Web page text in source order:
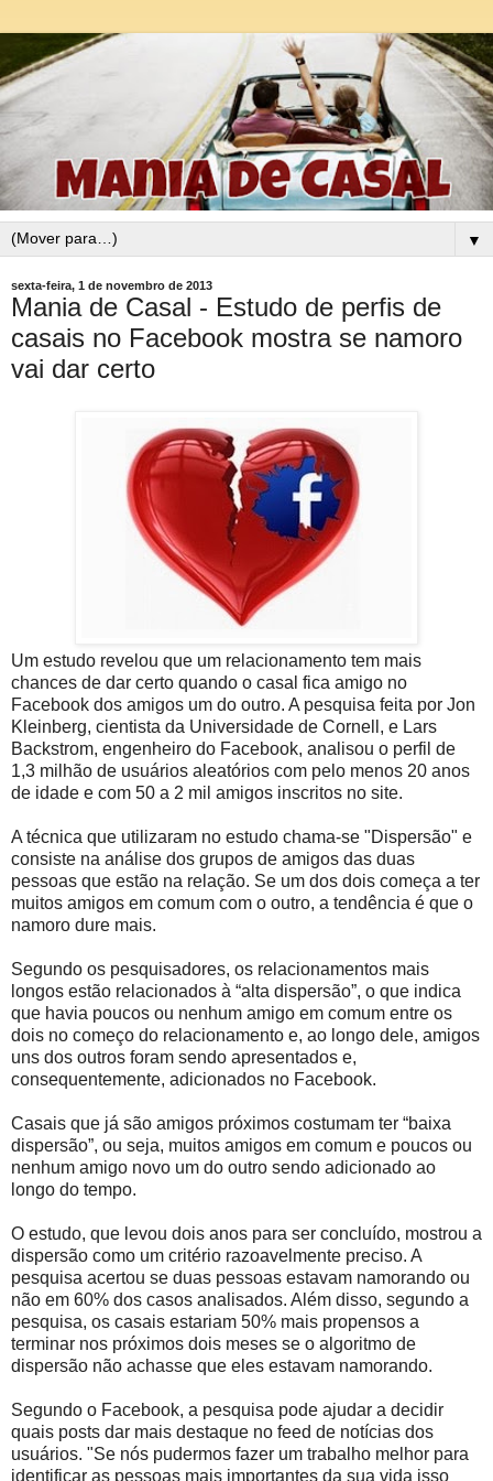
▼
sexta-feira, 1 de novembro de 2013
Mania de Casal - Estudo de perfis de
casais no Facebook mostra se namoro
vai dar certo
Um estudo revelou que um relacionamento tem mais
chances de dar certo quando o casal fica amigo no
Facebook dos amigos um do outro. A pesquisa feita por Jon
Kleinberg, cientista da Universidade de Cornell, e Lars
Backstrom, engenheiro do Facebook, analisou o perfil de
1,3 milhão de usuários aleatórios com pelo menos 20 anos
de idade e com 50 a 2 mil amigos inscritos no site.
A técnica que utilizaram no estudo chama-se "Dispersão" e
consiste na análise dos grupos de amigos das duas
pessoas que estão na relação. Se um dos dois começa a ter
muitos amigos em comum com o outro, a tendência é que o
namoro dure mais.
Segundo os pesquisadores, os relacionamentos mais
longos estão relacionados à “alta dispersão”, o que indica
que havia poucos ou nenhum amigo em comum entre os
dois no começo do relacionamento e, ao longo dele, amigos
uns dos outros foram sendo apresentados e,
consequentemente, adicionados no Facebook.
Casais que já são amigos próximos costumam ter “baixa
dispersão”, ou seja, muitos amigos em comum e poucos ou
nenhum amigo novo um do outro sendo adicionado ao
longo do tempo.
O estudo, que levou dois anos para ser concluído, mostrou a
dispersão como um critério razoavelmente preciso. A
pesquisa acertou se duas pessoas estavam namorando ou
não em 60% dos casos analisados. Além disso, segundo a
pesquisa, os casais estariam 50% mais propensos a
terminar nos próximos dois meses se o algoritmo de
dispersão não achasse que eles estavam namorando.
Segundo o Facebook, a pesquisa pode ajudar a decidir
quais posts dar mais destaque no feed de notícias dos
usuários. "Se nós pudermos fazer um trabalho melhor para
identificar as pessoas mais importantes da sua vida isso